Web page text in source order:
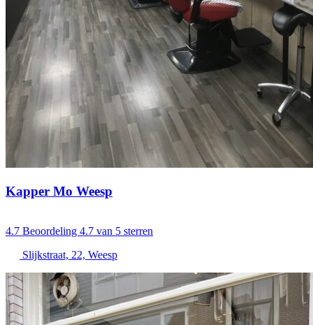
Kapper Mo Weesp
4.7 Beoordeling 4.7 van 5 sterren
Slijkstraat, 22, Weesp